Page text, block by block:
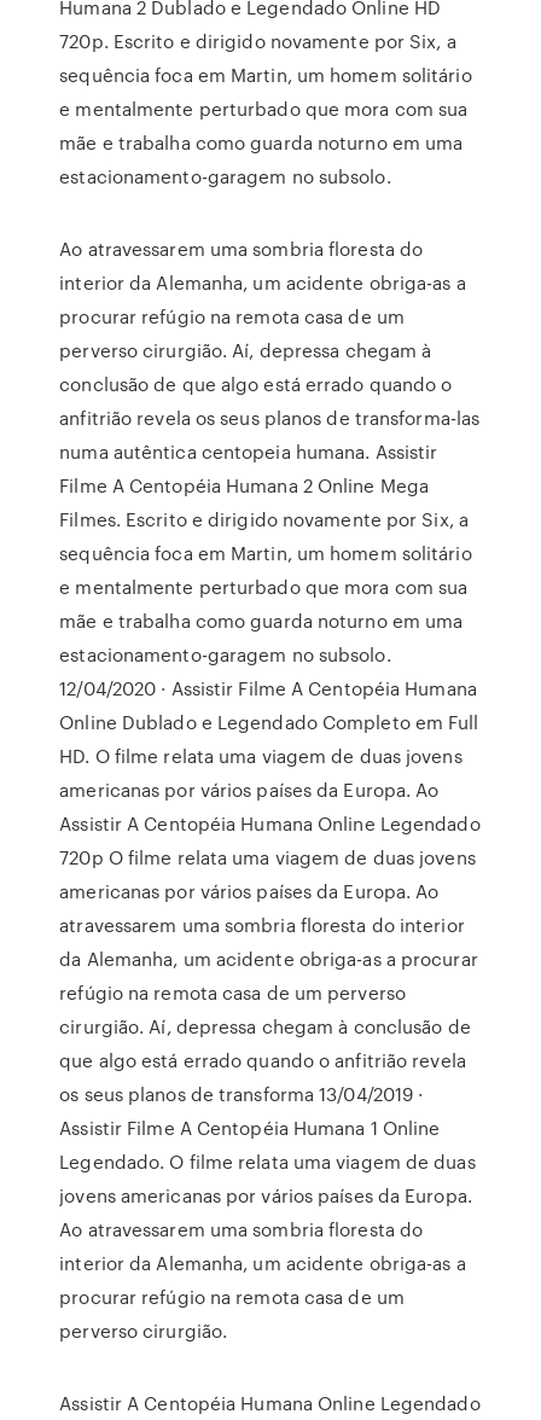
Humana 2 Dublado e Legendado Online HD
720p. Escrito e dirigido novamente por Six, a
sequência foca em Martin, um homem solitário
e mentalmente perturbado que mora com sua
mãe e trabalha como guarda noturno em uma
estacionamento-garagem no subsolo.
Ao atravessarem uma sombria floresta do
interior da Alemanha, um acidente obriga-as a
procurar refúgio na remota casa de um
perverso cirurgião. Aí, depressa chegam à
conclusão de que algo está errado quando o
anfitrião revela os seus planos de transforma-las
numa autêntica centopeia humana. Assistir
Filme A Centopéia Humana 2 Online Mega
Filmes. Escrito e dirigido novamente por Six, a
sequência foca em Martin, um homem solitário
e mentalmente perturbado que mora com sua
mãe e trabalha como guarda noturno em uma
estacionamento-garagem no subsolo.
12/04/2020 · Assistir Filme A Centopéia Humana
Online Dublado e Legendado Completo em Full
HD. O filme relata uma viagem de duas jovens
americanas por vários países da Europa. Ao
Assistir A Centopéia Humana Online Legendado
720p O filme relata uma viagem de duas jovens
americanas por vários países da Europa. Ao
atravessarem uma sombria floresta do interior
da Alemanha, um acidente obriga-as a procurar
refúgio na remota casa de um perverso
cirurgião. Aí, depressa chegam à conclusão de
que algo está errado quando o anfitrião revela
os seus planos de transforma 13/04/2019 ·
Assistir Filme A Centopéia Humana 1 Online
Legendado. O filme relata uma viagem de duas
jovens americanas por vários países da Europa.
Ao atravessarem uma sombria floresta do
interior da Alemanha, um acidente obriga-as a
procurar refúgio na remota casa de um
perverso cirurgião.
Assistir A Centopéia Humana Online Legendado